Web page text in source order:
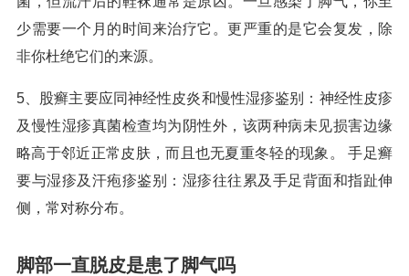
少需要一个月的时间来治疗它。更严重的是它会复发，除
非你杜绝它们的来源。
5、股癣主要应同神经性皮炎和慢性湿疹鉴别：神经性皮疹
及慢性湿疹真菌检查均为阴性外，该两种病未见损害边缘
略高于邻近正常皮肤，而且也无夏重冬轻的现象。 手足癣
要与湿疹及汗疱疹鉴别：湿疹往往累及手足背面和指趾伸
侧，常对称分布。
脚部一直脱皮是患了脚气吗